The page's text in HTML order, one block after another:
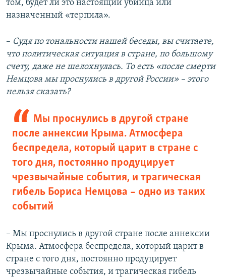
том, будет ли это настоящий убийца или
назначенный «терпила».
– Судя по тональности нашей беседы, вы считаете,
что политическая ситуация в стране, по большому
счету, даже не шелохнулась. То есть «после смерти
Немцова мы проснулись в другой России»​ – этого
нельзя сказать?
Мы проснулись в другой стране
после аннексии Крыма. Атмосфера
беспредела, который царит в стране с
того дня, постоянно продуцирует
чрезвычайные события, и трагическая
гибель Бориса Немцова – одно из таких
событий
– Мы проснулись в другой стране после аннексии
Крыма. Атмосфера беспредела, который царит в
стране с того дня, постоянно продуцирует
чрезвычайные события, и трагическая гибель